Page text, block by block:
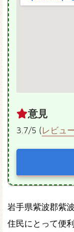
意見
3.7/5 (レビュ
岩手県紫波郡紫
住民にとって便